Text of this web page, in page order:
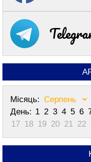
Місяць:
День: 1 2 3 4 5 6
17 18 19 20 21 22